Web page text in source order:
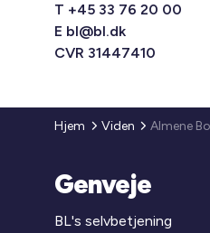
T +45 33 76 20 00
E bl@bl.dk
CVR 31447410
Hjem Viden
Genveje
BL's selvbetjening